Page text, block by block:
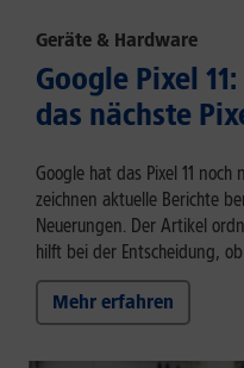
Geräte & Hardware
Google Pixel
das nächste
Google hat das Pixel 11
zeichnen aktuelle Berichte
Neuerungen. Der Artikel
hilft bei der Entscheidung,
Mehr erfahren